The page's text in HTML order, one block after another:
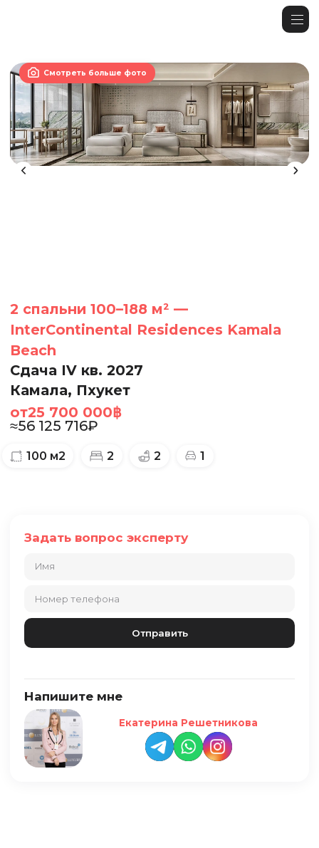
 Смотреть больше фото
2 спальни 100–188 м² —
InterContinental Residences Kamala
Beach
Сдача IV кв. 2027
Камала, Пхукет
от25 700 000฿
≈56 125 716₽
100 м2 2 2 1
Задать вопрос эксперту
Напишите мне
Екатерина Решетникова